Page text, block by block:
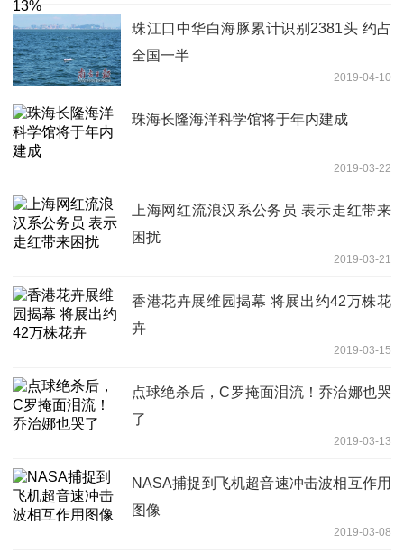
珠江口中华白海豚累计识别2381头 约占
全国一半
2019-04-10
珠海长隆海洋科学馆将于年内建成
2019-03-22
上海网红流浪汉系公务员 表示走红带来
困扰
2019-03-21
香港花卉展维园揭幕 将展出约42万株花
卉
2019-03-15
点球绝杀后，C罗掩面泪流！乔治娜也哭
了
2019-03-13
NASA捕捉到飞机超音速冲击波相互作用
图像
2019-03-08